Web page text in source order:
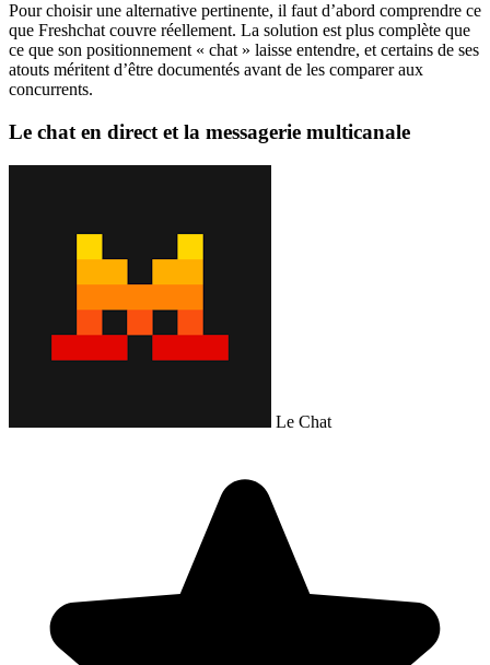
Pour choisir une alternative pertinente, il faut d’abord comprendre ce
que Freshchat couvre réellement. La solution est plus complète que
ce que son positionnement « chat » laisse entendre, et certains de ses
atouts méritent d’être documentés avant de les comparer aux
concurrents.
Le chat en direct et la messagerie multicanale
Le Chat